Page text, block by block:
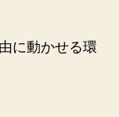
に動かせる環